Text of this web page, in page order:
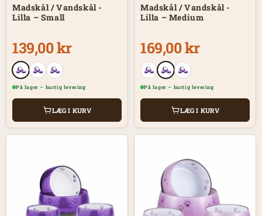
Madskål / Vandskål -
Lilla – Small
139,00 kr
På lager – hurtig levering
LÆG I KURV
Madskål / Vandskål -
Lilla – Medium
169,00 kr
På lager – hurtig levering
LÆG I KURV